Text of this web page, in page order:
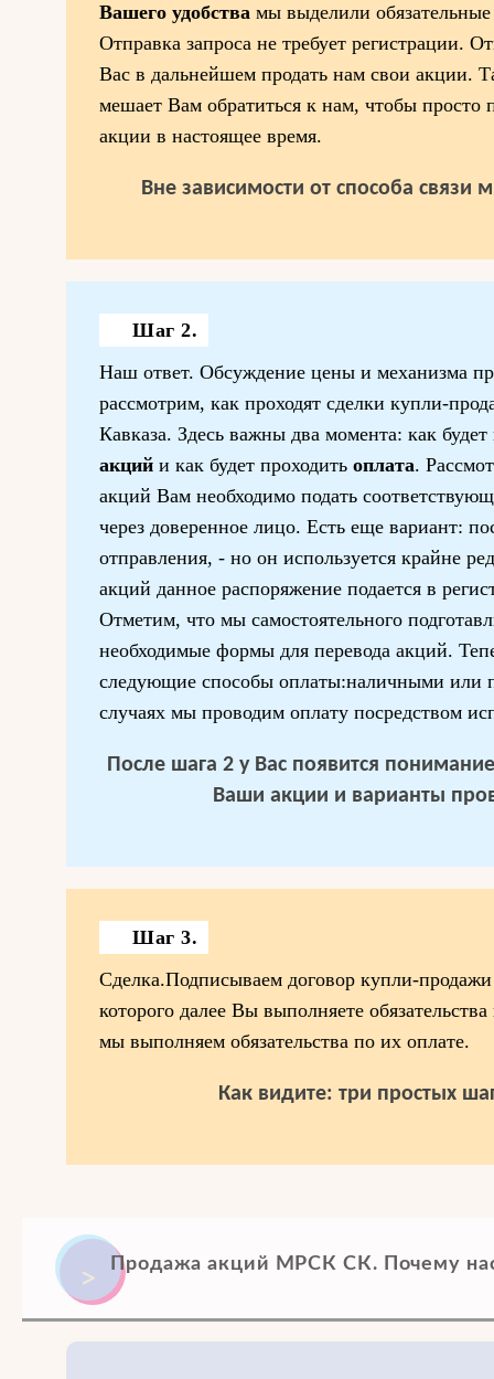
Вашего удобства мы выделили
Отправка запроса не требует регистрации.
Вас в дальнейшем продать нам свои акции.
мешает Вам обратиться к нам, чтобы просто
акции в настоящее время.
Вне зависимости от способа связи
Шаг 2.
Наш ответ. Обсуждение цены и механизма
рассмотрим, как проходят сделки купли-
Кавказа. Здесь важны два момента: как
акций и как будет проходить оплата.
акций Вам необходимо подать
через доверенное лицо. Есть еще вариант:
отправления, - но он используется крайне
акций данное распоряжение подается в
Отметим, что мы самостоятельного
необходимые формы для перевода акций.
следующие способы оплаты:наличными или
случаях мы проводим оплату посредством
После шага 2 у Вас появится понимание
Ваши акции и варианты
Шаг 3.
Сделка.Подписываем договор купли-
которого далее Вы выполняете
мы выполняем обязательства по их оплате.
Как видите: три простых
Продажа акций МРСК СК. Почему